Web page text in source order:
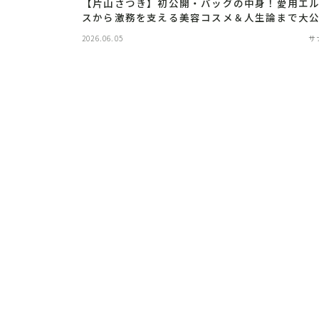
【片山さつき】初公開・バッグの中身！愛用エ
スから激務を支える美容コスメ＆人生論まで大
2026.06.05 サ